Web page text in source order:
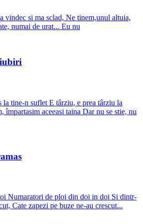
vindec si ma sclad, Ne tinem,unul altuia,
numai de urat... Eu nu
la tine-n suflet E târziu, e prea târziu la
împartasim aceeasi taina Dar nu se stie, nu
Numaratori de ploi din doi in doi Si dintr-
Cate zapezi pe buze ne-au crescut...